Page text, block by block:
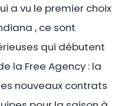
a vu le premier choix
, ce sont
qui débutent
la Free Agency : la
nouveaux contrats